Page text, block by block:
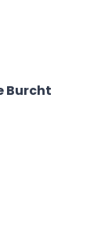
Burcht